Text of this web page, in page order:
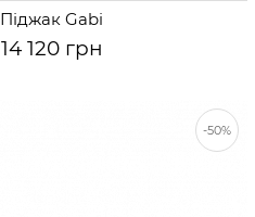
Піджак Gabi
14 120 грн
-50%